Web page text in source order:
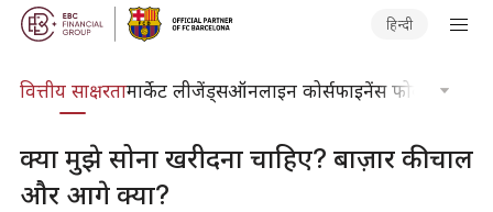
हिन्दी
वित्तीय साक्षरतामार्केट लीजेंड्सऑनलाइन कोर्सफाइनेंस फोकस
क्या मुझे सोना खरीदना चाहिए? बाज़ार की चाल
और आगे क्या?